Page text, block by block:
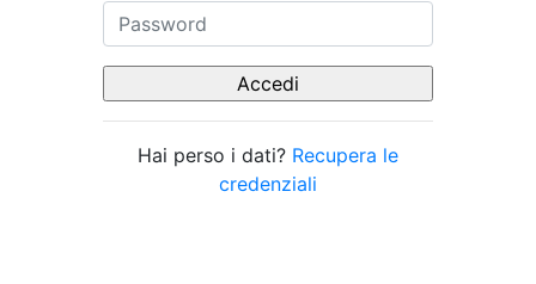
Hai perso i dati? Recupera le
credenziali